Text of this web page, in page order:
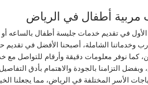
أطفال في الرياض
الأول في تقديم خدمات جليسة أطفال بالساعه
وخدماتنا الشاملة، أصبحنا الأفضل في تقديم
كما نوفر معلومات دقيقة وأرقام للتواصل
التزامنا بالجودة والاهتمام بأدق
الأسر المختلفة في الرياض، مما يجعلنا